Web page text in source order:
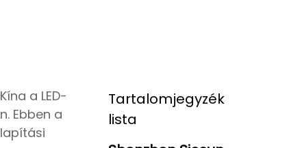
a LED-
Ebben a
Tartalomjegyzék
lista